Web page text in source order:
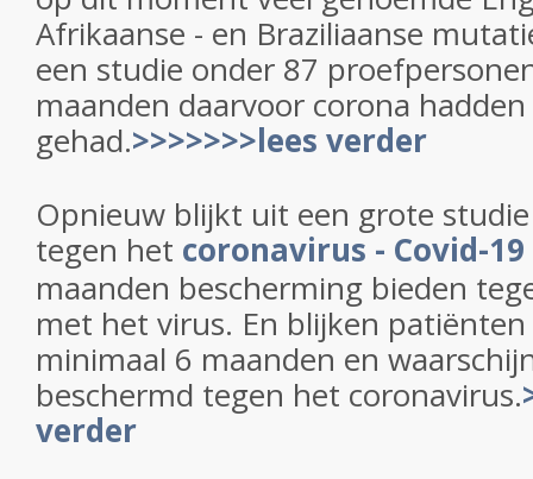
Afrikaanse - en Braziliaanse
een studie onder 87
maanden daarvoor corona hadden
gehad.>>>>>>>lees verder
Opnieuw blijkt uit een grote
tegen het coronavirus - Covid-19
maanden bescherming bieden
met het virus. En blijken
minimaal 6 maanden en
beschermd tegen het coronavirus.
verder